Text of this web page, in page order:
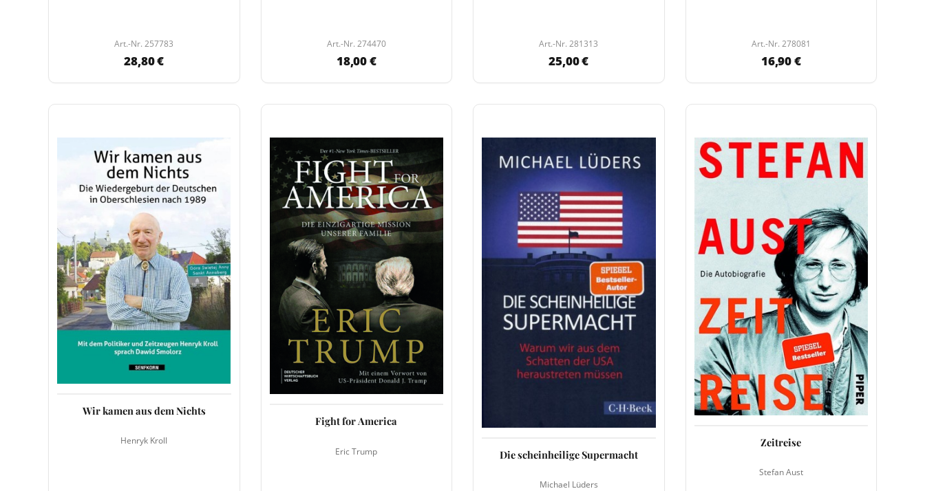
Art.-Nr. 257783
28,80 €
Art.-Nr. 274470
18,00 €
Art.-Nr. 281313
25,00 €
Art.-Nr. 278081
16,90 €
Wir kamen aus dem Nichts
Henryk Kroll
Fight for America
Eric Trump Die scheinheilige Supermacht
Michael Lüders
Zeitreise
Stefan Aust